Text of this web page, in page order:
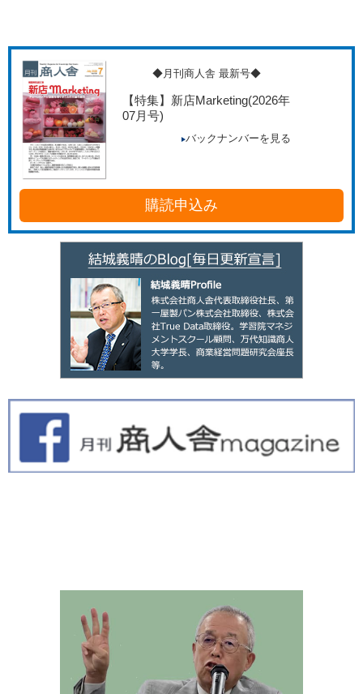
◆月刊商人舎 最新号◆
【特集】新店Marketing(2026年
07月号)
バックナンバーを見る
購読申込み